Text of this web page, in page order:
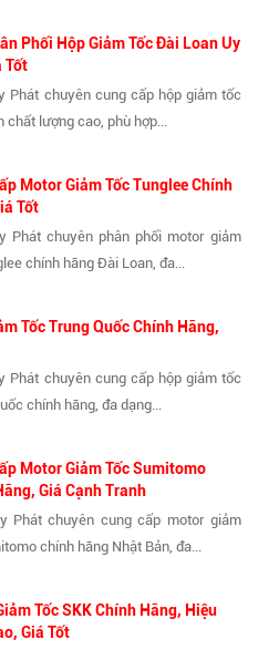
Phối Hộp Giảm Tốc Đài Loan Uy
Tốt
Phát chuyên cung cấp hộp giảm tốc
chất lượng cao, phù hợp...
Motor Giảm Tốc Tunglee Chính
Tốt
Phát chuyên phân phối motor giảm
chính hãng Đài Loan, đa...
Tốc Trung Quốc Chính Hãng,
Phát chuyên cung cấp hộp giảm tốc
chính hãng, đa dạng...
Motor Giảm Tốc Sumitomo
Giá Cạnh Tranh
Phát chuyên cung cấp motor giảm
chính hãng Nhật Bản, đa...
Tốc SKK Chính Hãng, Hiệu
Giá Tốt